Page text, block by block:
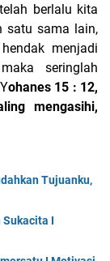
berlalu kita
satu sama lain,
menjadi
seringlah
ohanes 15 : 12,
mengasihi,
Tujuanku,
Sukacita I